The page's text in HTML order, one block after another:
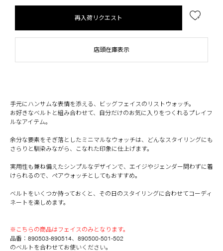
再入荷リクエスト
店頭在庫表示
手元にハンサムな表情を添える、ビッグフェイスのリストウォッチ。
お好きなベルト と組み合わせて、自分だけのお気に入りをつくれるプレイフ
ルなアイテム。
余分な要素をそぎ落としたミニマルなウォッチは、どんなスタイリングにも
さらりと馴染みながら、こなれた印象に仕上げます。
実用性も兼ね備えたシンプルなデザインで、エイジやジェンダー問わずに着
けられるので、ペアウォッチとしてもおすすめ。
ベルトをいくつか持っておくと、その日のスタイリングに合わせてコーディ
ネートを楽しめます。
※こちらの商品はフェイスのみとなります。
品番： 890503-890514、 890500-501-502
のベルトを合わせてお使いください。